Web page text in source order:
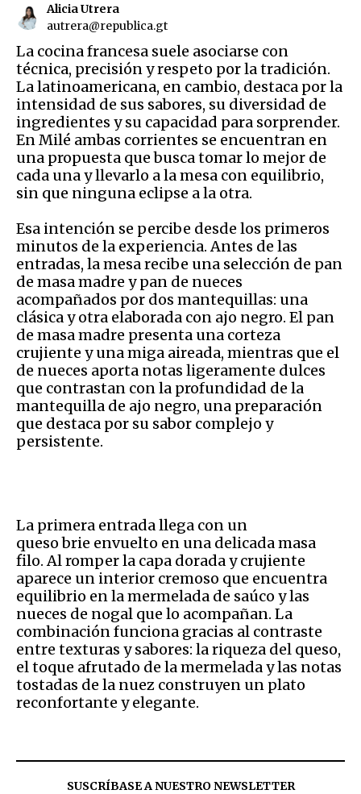
Alicia Utrera
autrera@republica.gt
La cocina francesa suele asociarse con
técnica, precisión y respeto por la tradición.
La latinoamericana, en cambio, destaca por la
intensidad de sus sabores, su diversidad de
ingredientes y su capacidad para sorprender.
En Milé ambas corrientes se encuentran en
una propuesta que busca tomar lo mejor de
cada una y llevarlo a la mesa con equilibrio,
sin que ninguna eclipse a la otra.
Esa intención se percibe desde los primeros
minutos de la experiencia. Antes de las
entradas, la mesa recibe una selección de pan
de masa madre y pan de nueces
acompañados por dos mantequillas: una
clásica y otra elaborada con ajo negro. El pan
de masa madre presenta una corteza
crujiente y una miga aireada, mientras que el
de nueces aporta notas ligeramente dulces
que contrastan con la profundidad de la
mantequilla de ajo negro, una preparación
que destaca por su sabor complejo y
persistente.
La primera entrada llega con un
queso brie envuelto en una delicada masa
filo. Al romper la capa dorada y crujiente
aparece un interior cremoso que encuentra
equilibrio en la mermelada de saúco y las
nueces de nogal que lo acompañan. La
combinación funciona gracias al contraste
entre texturas y sabores: la riqueza del queso,
el toque afrutado de la mermelada y las notas
tostadas de la nuez construyen un plato
reconfortante y elegante.
SUSCRÍBASE A NUESTRO NEWSLETTER